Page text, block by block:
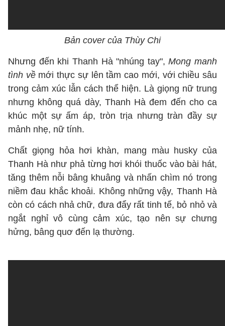
Bản cover của Thùy Chi
Nhưng đến khi Thanh Hà "nhúng tay",Mong manh
tình vềmới thực sự lên tầm cao mới, với chiều sâu
trong cảm xúc lẫn cách thể hiện. Là giọng nữ trung
nhưng không quá dày, Thanh Hà đem đến cho ca
khúc một sự ấm áp, tròn trịa nhưng tràn đầy sự
mảnh nhẹ, nữ tính.
Chất giọng hỏa hơi khàn, mang màu husky của
Thanh Hà như phả từng hơi khói thuốc vào bài hát,
tăng thêm nỗi bâng khuâng và nhấn chìm nó trong
niềm đau khắc khoải. Không những vậy, Thanh Hà
còn có cách nhả chữ, đưa đẩy rất tinh tế, bỏ nhỏ và
ngắt nghỉ vô cùng cảm xúc, tạo nên sự chưng
hửng, bâng quơ đến lạ thường.